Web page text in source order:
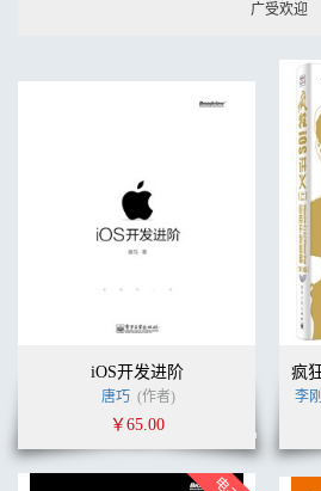
广受欢迎
iOS开发进阶
唐巧 (作者)
￥65.00
李刚